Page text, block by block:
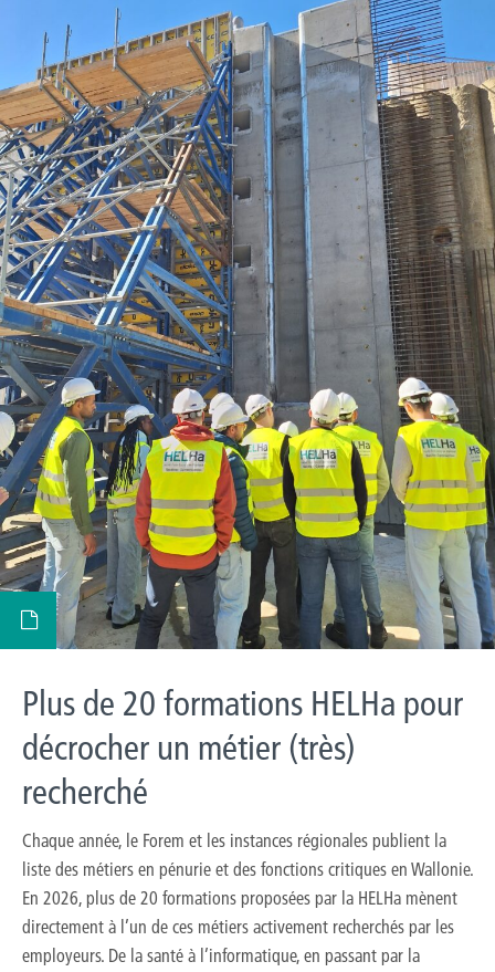
Plus de 20 formations HELHa pour
décrocher un métier (très)
recherché
Chaque année, le Forem et les instances régionales publient la
liste des métiers en pénurie et des fonctions critiques en Wallonie.
En 2026, plus de 20 formations proposées par la HELHa mènent
directement à l’un de ces métiers activement recherchés par les
employeurs. De la santé à l’informatique, en passant par la